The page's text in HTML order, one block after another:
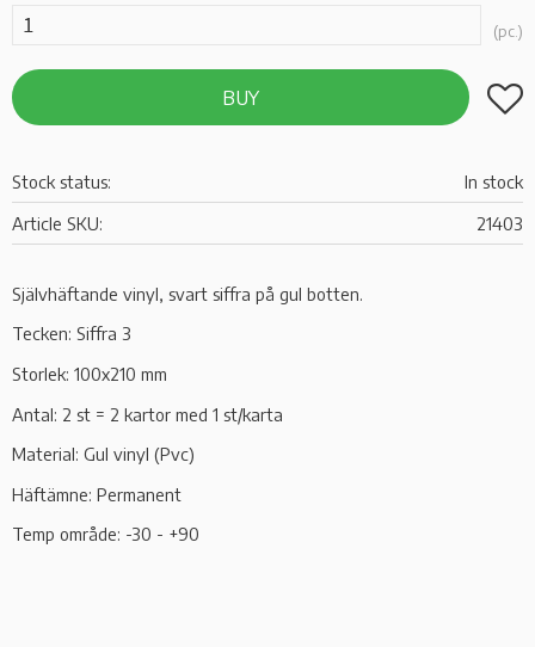
pc.
BUY Add
Stock status
In stock
Article SKU
21403
Självhäftande vinyl, svart siffra på gul botten.
Tecken: Siffra 3
Storlek: 100x210 mm
Antal: 2 st = 2 kartor med 1 st/karta
Material: Gul vinyl (Pvc)
Häftämne: Permanent
Temp område: -30 - +90